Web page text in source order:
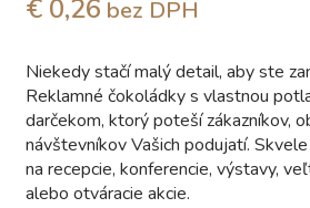
€ 0,26 bez DPH
Niekedy stačí malý detail, aby ste
Reklamné čokoládky s vlastnou
darčekom, ktorý poteší zákazníkov,
návštevníkov Vašich podujatí.
na recepcie, konferencie, výstavy,
alebo otváracie akcie.